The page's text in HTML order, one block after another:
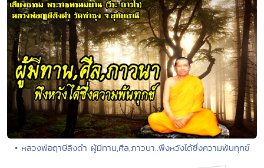
• หลวงพ่อฤาษีลิงดำ ผู้มีทาน,ศีล,ภาวนา..พึงหวังได้ซึ่งความพ้นทุกข์